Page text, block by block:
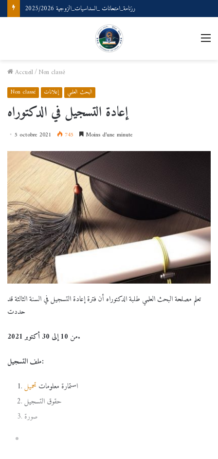
رزنامة_امتحانات _السداسيات_الزوجية 2025/2026
Accueil/Non classé
Non classé إعلانات البحث العلمي
إعادة التسجيل في الدكتوراه
5 octobre 2021 745 Moins d’une minute
تعلم مصلحة البحث العلمي طلبة الدكتوراه أن فترة إعادة التسجيل في السنة الثالثة قد
حددت
من10 إلى 30 أكتوبر 2021.
ملف التسجيل:
استمارة معلومات تحميل
حقوق التسجيل
صورة